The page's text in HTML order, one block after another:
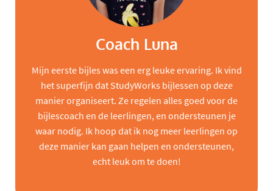
Coach Luna
Mijn eerste bijles was een erg leuke ervaring. Ik vind
het superfijn dat StudyWorks bijlessen op deze
manier organiseert. Ze regelen alles goed voor de
bijlescoach en de leerlingen, en ondersteunen je
waar nodig. Ik hoop dat ik nog meer leerlingen op
deze manier kan gaan helpen en ondersteunen,
echt leuk om te doen!